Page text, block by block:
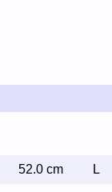
52.0 cm L